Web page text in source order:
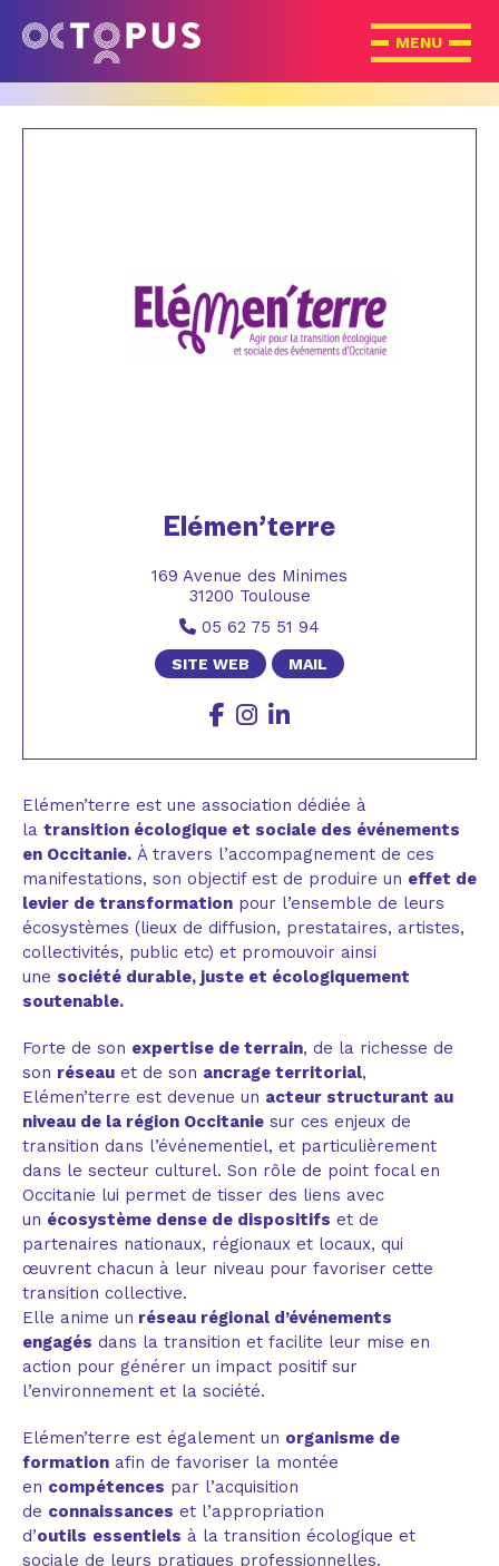
Elémen’terre
169 Avenue des Minimes
31200 Toulouse
05 62 75 51 94
SITE WEB MAIL
Elémen’terre est une association dédiée à
la transition écologique et sociale des événements
en Occitanie. À travers l’accompagnement de ces
manifestations, son objectif est de produire un effet de
levier de transformation pour l’ensemble de leurs
écosystèmes (lieux de diffusion, prestataires, artistes,
collectivités, public etc) et promouvoir ainsi
une société durable, juste et écologiquement
soutenable.
Forte de son expertise de terrain, de la richesse de
son réseau et de son ancrage territorial,
Elémen’terre est devenue un acteur structurant au
niveau de la région Occitanie sur ces enjeux de
transition dans l’événementiel, et particulièrement
dans le secteur culturel. Son rôle de point focal en
Occitanie lui permet de tisser des liens avec
un écosystème dense de dispositifs et de
partenaires nationaux, régionaux et locaux, qui
œuvrent chacun à leur niveau pour favoriser cette
transition collective.
Elle anime un réseau régional d’événements
engagés dans la transition et facilite leur mise en
action pour générer un impact positif sur
l’environnement et la société.
Elémen’terre est également un organisme de
formation afin de favoriser la montée
en compétences par l’acquisition
de connaissances et l’appropriation
d’outils essentiels à la transition écologique et
sociale de leurs pratiques professionnelles.